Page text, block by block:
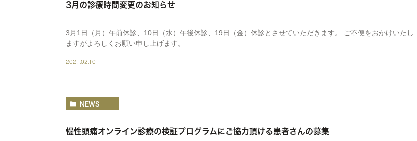
3月の診療時間変更のお知らせ
3月1日（月）午前休診、10日（水）午後休診、19日（金）休診とさせていただきます。 ご不便をおかけいたし
ますがよろしくお願い申し上げます。
2021.02.10
NEWS
慢性頭痛オンライン診療の検証プログラムにご協力頂ける患者さんの募集